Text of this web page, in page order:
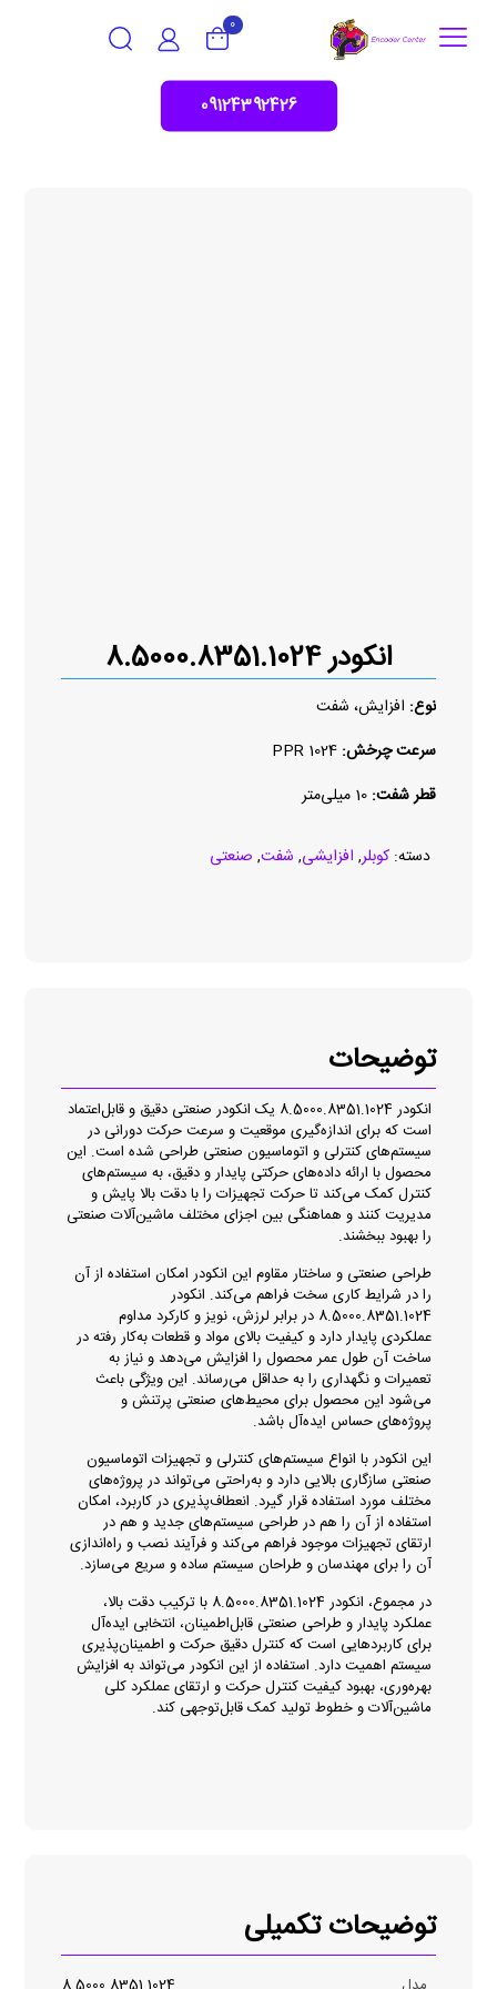
0
09124392426
انکودر 8.5000.8351.1024
نوع: افزایش، شفت
سرعت چرخش: 1024 PPR
قطر شفت: 10 میلی‌متر
دسته:کوبلر, افزایشی, شفت, صنعتی
توضیحات
انکودر 8.5000.8351.1024 یک انکودر صنعتی دقیق و قابل‌اعتماد
است که برای اندازه‌گیری موقعیت و سرعت حرکت دورانی در
سیستم‌های کنترلی و اتوماسیون صنعتی طراحی شده است. این
محصول با ارائه داده‌های حرکتی پایدار و دقیق، به سیستم‌های
کنترل کمک می‌کند تا حرکت تجهیزات را با دقت بالا پایش و
مدیریت کنند و هماهنگی بین اجزای مختلف ماشین‌آلات صنعتی
را بهبود ببخشند.
طراحی صنعتی و ساختار مقاوم این انکودر امکان استفاده از آن
را در شرایط کاری سخت فراهم می‌کند. انکودر
8.5000.8351.1024 در برابر لرزش، نویز و کارکرد مداوم
عملکردی پایدار دارد و کیفیت بالای مواد و قطعات به‌کار رفته در
ساخت آن طول عمر محصول را افزایش می‌دهد و نیاز به
تعمیرات و نگهداری را به حداقل می‌رساند. این ویژگی باعث
می‌شود این محصول برای محیط‌های صنعتی پرتنش و
پروژه‌های حساس ایده‌آل باشد.
این انکودر با انواع سیستم‌های کنترلی و تجهیزات اتوماسیون
صنعتی سازگاری بالایی دارد و به‌راحتی می‌تواند در پروژه‌های
مختلف مورد استفاده قرار گیرد. انعطاف‌پذیری در کاربرد، امکان
استفاده از آن را هم در طراحی سیستم‌های جدید و هم در
ارتقای تجهیزات موجود فراهم می‌کند و فرآیند نصب و راه‌اندازی
آن را برای مهندسان و طراحان سیستم ساده و سریع می‌سازد.
در مجموع، انکودر 8.5000.8351.1024 با ترکیب دقت بالا،
عملکرد پایدار و طراحی صنعتی قابل‌اطمینان، انتخابی ایده‌آل
برای کاربردهایی است که کنترل دقیق حرکت و اطمینان‌پذیری
سیستم اهمیت دارد. استفاده از این انکودر می‌تواند به افزایش
بهره‌وری، بهبود کیفیت کنترل حرکت و ارتقای عملکرد کلی
ماشین‌آلات و خطوط تولید کمک قابل‌توجهی کند.
توضیحات تکمیلی